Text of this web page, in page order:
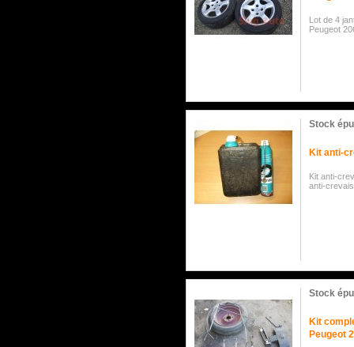
Lot de 4
Peugeot
Stock
Kit anti-
Kit anti-
anti-
Stock
Kit
Peugeot